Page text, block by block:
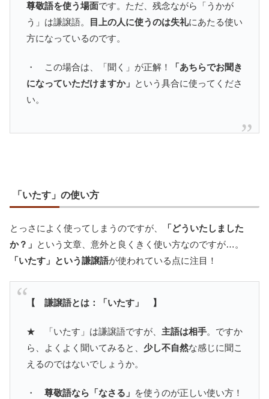
尊敬語を使う場面です。ただ、残念ながら「うかが
う」は謙譲語。
目上の人に使うのは失礼にあたる使い
方になっているのです。
・ この場合は、「聞く」が正解！
「あちらでお聞き
になっていただけますか」 という具合に使ってくださ
い。
「いたす」の使い方
とっさによく使ってしまうのですが、
「どういたしました
か？」 という文章、意外と良くきく使い方なのですが…。
「いたす」という謙譲語が使われている点に注目！
【 謙譲語とは：「いたす」 】
★ 「いたす」は謙譲語ですが、 主語は相手。ですか
ら、よくよく聞いてみると、 少し不自然な感じに聞こ
えるのではないでしょうか。
・ 尊敬語なら「なさる」 を使うのが正しい使い方！